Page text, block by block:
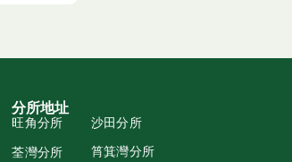
分所地址
沙田分所
筲箕灣分所
旺角分所
荃灣分所